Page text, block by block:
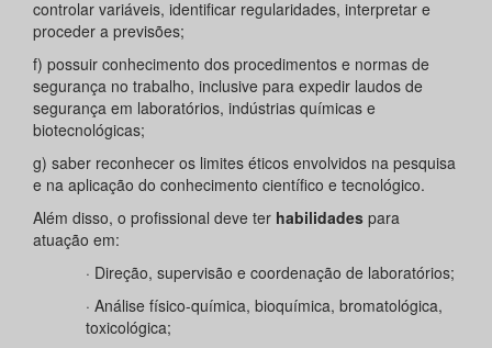
controlar variáveis, identificar regularidades, interpretar e
proceder a previsões;
f) possuir conhecimento dos procedimentos e normas de
segurança no trabalho, inclusive para expedir laudos de
segurança em laboratórios, indústrias químicas e
biotecnológicas;
g) saber reconhecer os limites éticos envolvidos na pesquisa
e na aplicação do conhecimento científico e tecnológico.
Além disso, o profissional deve ter habilidades para
atuação em:
· Direção, supervisão e coordenação de laboratórios;
· Análise físico-química, bioquímica, bromatológica,
toxicológica;